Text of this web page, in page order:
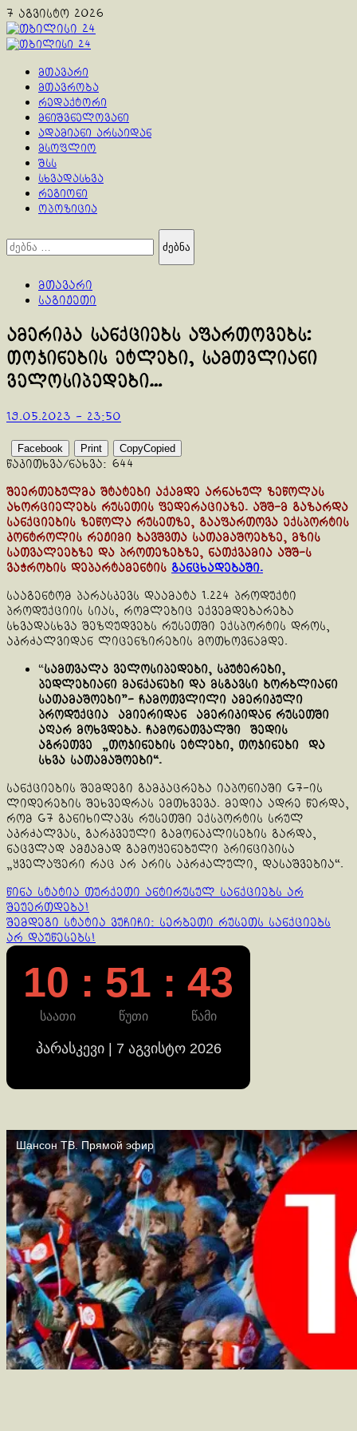
Skip
to
content
7 აგვისტო 2026
Primary
მთავარი
მთავრობა
რედაქტორი
მნიშვნელოვანი
ადამიანი არსაიდან
მსოფლიო
შსს
სხვადასხვა
რეგიონი
ოპოზიცია
ძებნა:
მთავარი
საგიჟეთი
ამერიკა სანქციებს აფართოვებს:
თოჯინების ეტლები, სამთვლიანი
ველოსიპედები…
19.05.2023 - 23:50
Facebook Print CopyCopied
წაკითხვა/ნახვა: 644
შეერთებულმა შტატები აქამდე არნახულ ზეწოლას
ახორციელებს რუსეთის ფედერაციაზე. აშშ-მ გაზარდა
სანქციების ზეწოლა რუსეთზე, გააფართოვა ექსპორტის
კონტროლის რეჟიმი ბავშვთა სათამაშოებზე, მზის
სათვალეებზე და პროთეზებზე, ნათქვამია აშშ-ს
ვაჭრობის დეპარტამენტის განცხადებაში.
სააგენტომ პარასკევს დაამატა 1.224 პროდუქტი
პროდუქციის სიას, რომლებიც ექვემდებარება
სხვადასხვა შეზღუდვებს რუსეთში ექსპორტის დროს,
აკრძალვიდან ლიცენზირების მოთხოვნამდე.
“სამთვალა ველოსიპედები, სკუტერები,
პედლებიანი მანქანები და მსგავსი ბორბლიანი
სათამაშოები”- ჩამოთვლილი ამერიკული
პროდუქცია ამიერიდან ამერიკიდან რუსეთში
აღარ მოხვდება. ჩამონათვალში შედის
აგრეთვე „თოჯინების ეტლები, თოჯინები და
სხვა სათამაშოები“.
სანქციების შემდეგი გამკაცრება იაპონიაში G7-ის
ლიდერების შეხვედრას ემთხვევა. მედია ადრე წერდა,
რომ G7 განიხილავს რუსეთში ექსპორტის სრულ
აკრძალვას, გარკვეული გამონაკლისების გარდა,
ნაცვლად ამჟამად გამოყენებული პრინციპისა
„ყველაფერი რაც არ არის აკრძალული, დასაშვებია“.
Continue
Reading
წინა სტატია თურქეთი ანტირუსულ სანქციებს არ
შეუერთდება!
შემდეგი სტატია ვუჩიჩი: სერბეთი რუსეთს სანქციებს
არ დაუწესებს!
10 : 51 : 43
საათი წუთი წამი
პარასკევი | 7 აგვისტო 2026